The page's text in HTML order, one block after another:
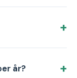
år?